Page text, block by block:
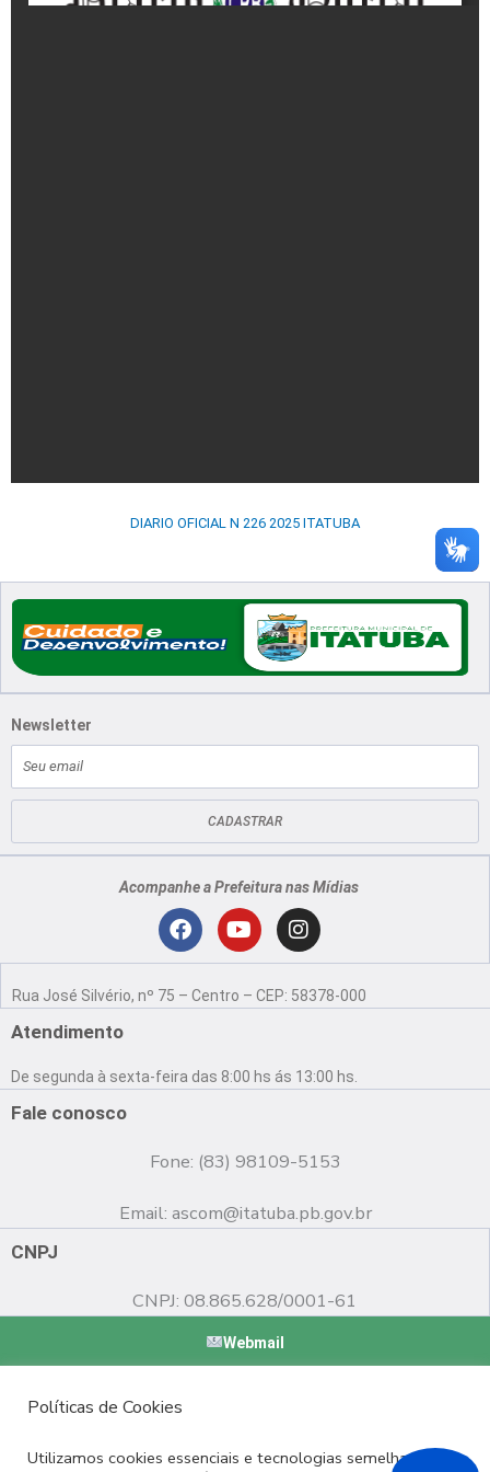
DIARIO OFICIAL N 226 2025 ITATUBA
Newsletter
mail
CADASTRAR
Acompanhe a Prefeitura nas Mídias
F
c
o
o
Y
u
b
e
I
n
s
g
r
Rua José Silvério, nº 75 – Centro – CEP: 58378-000
Atendimento
De segunda à sexta-feira das 8:00 hs ás 13:00 hs.
Fale conosco
Fone: (83) 98109-5153
Email: ascom@itatuba.pb.gov.br
CNPJ
CNPJ: 08.865.628/0001-61
Webmail
Políticas de Cookies
Utilizamos cookies essenciais e tecnologias semelhantes de